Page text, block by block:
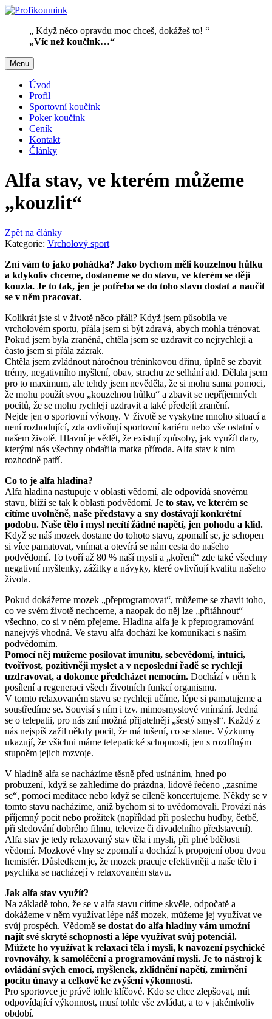
„ Když něco opravdu moc chceš, dokážeš to! “
„Víc než koučink…“
Menu
Úvod
Profil
Sportovní koučink
Poker koučink
Ceník
Kontakt
Články
Alfa stav, ve kterém můžeme
„kouzlit“
Zpět na články
Kategorie: Vrcholový sport
Zní vám to jako pohádka? Jako bychom měli kouzelnou hůlku
a kdykoliv chceme, dostaneme se do stavu, ve kterém se dějí
kouzla. Je to tak, jen je potřeba se do toho stavu dostat a naučit
se v něm pracovat.
Kolikrát jste si v životě něco přáli? Když jsem působila ve
vrcholovém sportu, přála jsem si být zdravá, abych mohla trénovat.
Pokud jsem byla zraněná, chtěla jsem se uzdravit co nejrychleji a
často jsem si přála zázrak.
Chtěla jsem zvládnout náročnou tréninkovou dřinu, úplně se zbavit
trémy, negativního myšlení, obav, strachu ze selhání atd. Dělala jsem
pro to maximum, ale tehdy jsem nevěděla, že si mohu sama pomoci,
že mohu použít svou „kouzelnou hůlku“ a zbavit se nepříjemných
pocitů, že se mohu rychleji uzdravit a také předejít zranění.
Nejde jen o sportovní výkony. V životě se vyskytne mnoho situací a
není rozhodující, zda ovlivňují sportovní kariéru nebo vše ostatní v
našem životě. Hlavní je vědět, že existují způsoby, jak využít dary,
kterými nás všechny obdařila matka příroda. Alfa stav k nim
rozhodně patří.
Co to je alfa hladina?
Alfa hladina nastupuje v oblasti vědomí, ale odpovídá snovému
stavu, blíží se tak k oblasti podvědomí. Je to stav, ve kterém se
cítíme uvolněně, naše představy a sny dostávají konkrétní
podobu. Naše tělo i mysl necítí žádné napětí, jen pohodu a klid.
Když se náš mozek dostane do tohoto stavu, zpomalí se, je schopen
si více pamatovat, vnímat a otevírá se nám cesta do našeho
podvědomí. To tvoří až 80 % naší mysli a „koření“ zde také všechny
negativní myšlenky, zážitky a návyky, které ovlivňují kvalitu našeho
života.
Pokud dokážeme mozek „přeprogramovat“, můžeme se zbavit toho,
co ve svém životě nechceme, a naopak do něj lze „přitáhnout“
všechno, co si v něm přejeme. Hladina alfa je k přeprogramování
nanejvýš vhodná. Ve stavu alfa dochází ke komunikaci s naším
podvědomím.
Pomocí něj můžeme posilovat imunitu, sebevědomí, intuici,
tvořivost, pozitivněji myslet a v neposlední řadě se rychleji
uzdravovat, a dokonce předcházet nemocím. Dochází v něm k
posílení a regeneraci všech životních funkcí organismu.
V tomto relaxovaném stavu se rychleji učíme, lépe si pamatujeme a
soustředíme se. Souvisí s ním i tzv. mimosmyslové vnímání. Jedná
se o telepatii, pro nás zní možná přijatelněji „šestý smysl“. Každý z
nás nejspíš zažil někdy pocit, že má tušení, co se stane. Výzkumy
ukazují, že všichni máme telepatické schopnosti, jen s rozdílným
stupněm jejich rozvoje.
V hladině alfa se nacházíme těsně před usínáním, hned po
probuzení, když se zahledíme do prázdna, lidově řečeno „zasníme
se“, pomocí meditace nebo když se cíleně koncertujeme. Někdy se v
tomto stavu nacházíme, aniž bychom si to uvědomovali. Provází nás
příjemný pocit nebo prožitek (například při poslechu hudby, četbě,
při sledování dobrého filmu, televize či divadelního představení).
Alfa stav je tedy relaxovaný stav těla i mysli, při plné bdělosti
vědomí. Mozkové vlny se zpomalí a dochází k propojení obou dvou
hemisfér. Důsledkem je, že mozek pracuje efektivněji a naše tělo i
psychika se nacházejí v relaxovaném stavu.
Jak alfa stav využít?
Na základě toho, že se v alfa stavu cítíme skvěle, odpočatě a
dokážeme v něm využívat lépe náš mozek, můžeme jej využívat ve
svůj prospěch. Vědomě se dostat do alfa hladiny vám umožní
najít své skryté schopnosti a lépe využívat svůj potenciál.
Můžete ho využívat k relaxaci těla i mysli, k navození psychické
rovnováhy, k samoléčení a programování mysli. Je to nástroj k
ovládání svých emocí, myšlenek, zklidnění napětí, zmírnění
pocitu únavy a celkově ke zvýšení výkonnosti.
Pro sportovce je právě tohle klíčové. Kdo se chce zlepšovat, mít
odpovídající výkonnost, musí tohle vše zvládat, a to v jakémkoliv
období.